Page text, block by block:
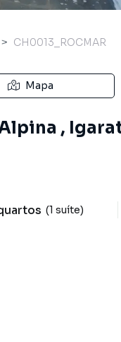
CH0013_ROCMAR
Mapa
,
(1 suíte)